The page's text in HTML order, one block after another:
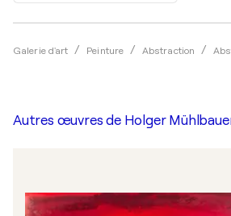
Galerie d'art Peinture Abstraction
Autres œuvres de Holger